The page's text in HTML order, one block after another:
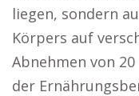
liegen, sondern
Körpers auf
Abnehmen von
der